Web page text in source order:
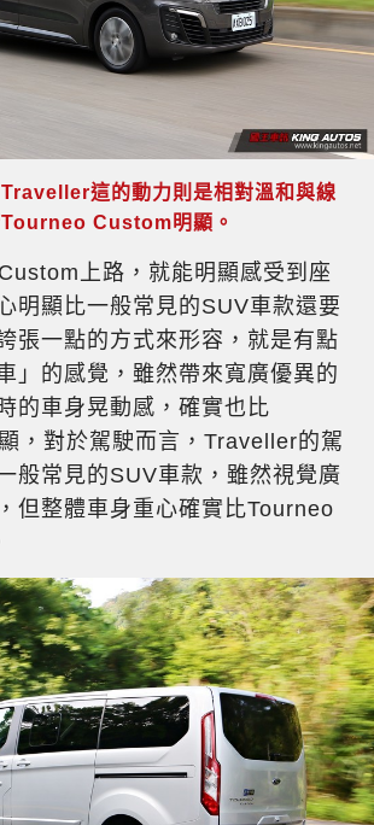
這的動力則是相對溫和與線
Custom明顯。
上路，就能明顯感受到座
明顯比一般常見的SUV車款還要
張一點的方式來形容，就是有點
」的感覺，雖然帶來寬廣優異的
的車身晃動感，確實也比
，對於駕駛而言，Traveller的駕
般常見的SUV車款，雖然視覺廣
但整體車身重心確實比Tourneo